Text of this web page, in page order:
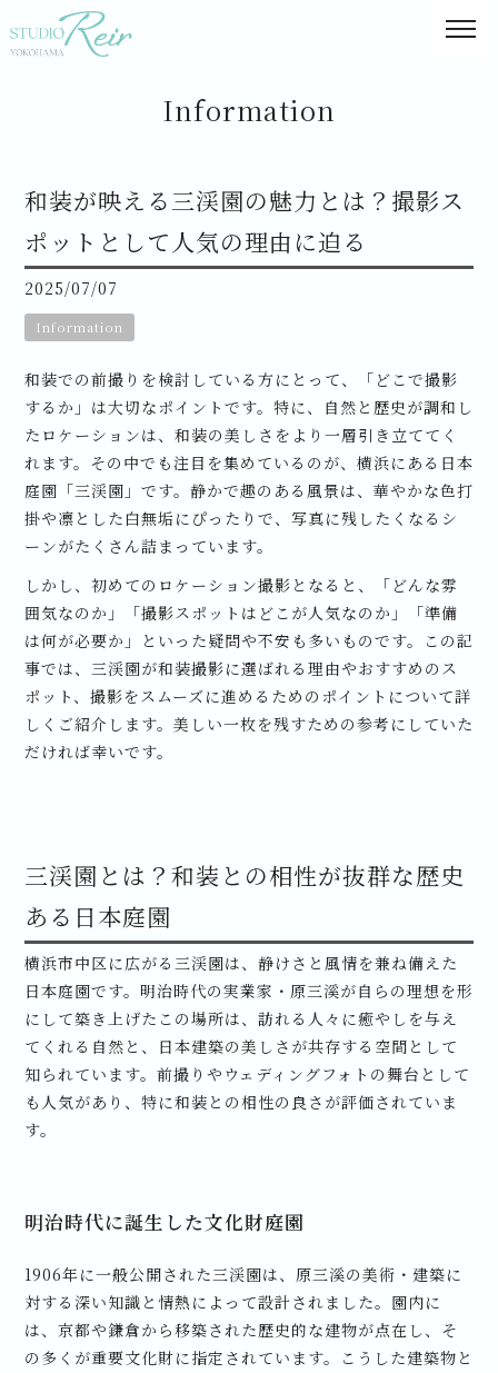
Information
和装が映える三渓園の魅力とは？撮影ス
ポットとして人気の理由に迫る
2025/07/07
Information
和装での前撮りを検討している方にとって、「どこで撮影
するか」は大切なポイントです。特に、自然と歴史が調和し
たロケーションは、和装の美しさをより一層引き立ててく
れます。その中でも注目を集めているのが、横浜にある日本
庭園「三渓園」です。静かで趣のある風景は、華やかな色打
掛や凛とした白無垢にぴったりで、写真に残したくなるシ
ーンがたくさん詰まっています。
しかし、初めてのロケーション撮影となると、「どんな雰
囲気なのか」「撮影スポットはどこが人気なのか」「準備
は何が必要か」といった疑問や不安も多いものです。この記
事では、三渓園が和装撮影に選ばれる理由やおすすめのス
ポット、撮影をスムーズに進めるためのポイントについて詳
しくご紹介します。美しい一枚を残すための参考にしていた
だければ幸いです。
三渓園とは？和装との相性が抜群な歴史
ある日本庭園
横浜市中区に広がる三渓園は、静けさと風情を兼ね備えた
日本庭園です。明治時代の実業家・原三溪が自らの理想を形
にして築き上げたこの場所は、訪れる人々に癒やしを与え
てくれる自然と、日本建築の美しさが共存する空間として
知られています。前撮りやウェディングフォトの舞台として
も人気があり、特に和装との相性の良さが評価されていま
す。
明治時代に誕生した文化財庭園
1906年に一般公開された三渓園は、原三溪の美術・建築に
対する深い知識と情熱によって設計されました。園内に
は、京都や鎌倉から移築された歴史的な建物が点在し、そ
の多くが重要文化財に指定されています。こうした建築物と